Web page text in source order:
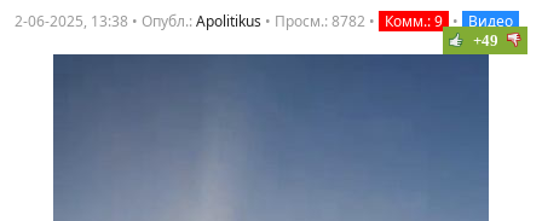
2-06-2025, 13:38 • Опубл.:Apolitikus • Просм.: 8782 • Комм.: 9 • Видео
+49